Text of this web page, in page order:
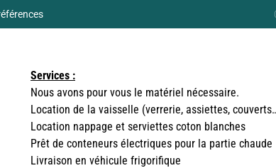
Services :
Nous avons pour vous le matériel nécessaire.
Location de la vaisselle (verrerie, assiettes,
Location nappage et serviettes coton blanches
Prêt de conteneurs électriques pour la partie chaude
Livraison en véhicule frigorifique